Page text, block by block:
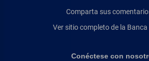
Comparta sus
Ver sitio completo de la Banca
Conéctese con